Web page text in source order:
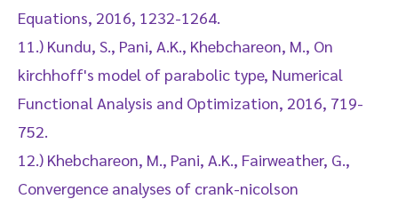
Equations, 2016, 1232-1264.
11.) Kundu, S., Pani, A.K., Khebchareon, M., On
kirchhoff's model of parabolic type, Numerical
Functional Analysis and Optimization, 2016, 719-
752.
12.) Khebchareon, M., Pani, A.K., Fairweather, G.,
Convergence analyses of crank-nicolson